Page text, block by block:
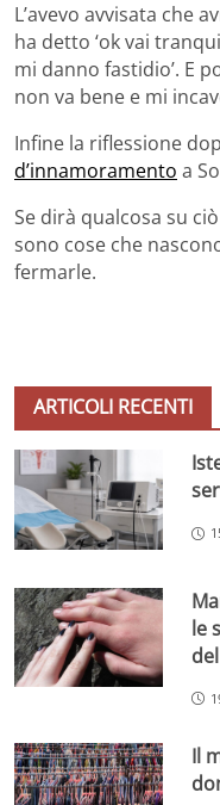
L’avevo avvisata che
ha detto ‘ok vai
mi danno fastidio’. E
non va bene e mi
Infine la riflessione
d’innamoramento a
Se dirà qualcosa su
sono cose che
fermarle.
ARTICOLI RECENTI
le
Il